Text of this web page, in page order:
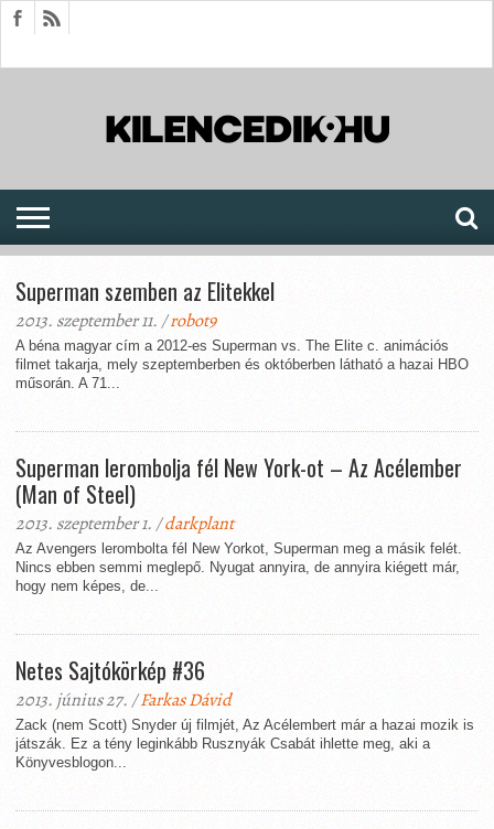
Superman szemben az Elitekkel
2013. szeptember 11. /robot9
A béna magyar cím a 2012-es Superman vs. The Elite c. animációs
filmet takarja, mely szeptemberben és októberben látható a hazai HBO
műsorán. A 71...
Superman lerombolja fél New York-ot – Az Acélember
(Man of Steel)
2013. szeptember 1. /darkplant
Az Avengers lerombolta fél New Yorkot, Superman meg a másik felét.
Nincs ebben semmi meglepő. Nyugat annyira, de annyira kiégett már,
hogy nem képes, de...
Netes Sajtókörkép #36
2013. június 27. /Farkas Dávid
Zack (nem Scott) Snyder új filmjét, Az Acélembert már a hazai mozik is
játszák. Ez a tény leginkább Rusznyák Csabát ihlette meg, aki a
Könyvesblogon...